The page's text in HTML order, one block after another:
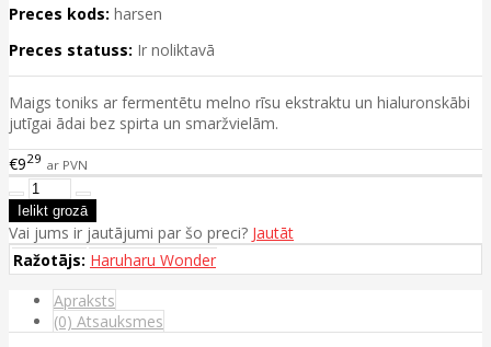
Preces kods: harsen
Preces statuss: Ir noliktavā
Maigs toniks ar fermentētu melno rīsu ekstraktu un hialuronskābi
jutīgai ādai bez spirta un smaržvielām.
€929 ar PVN
Vai jums ir jautājumi par šo preci? Jautāt
Ražotājs: Haruharu Wonder
Apraksts
(0) Atsauksmes